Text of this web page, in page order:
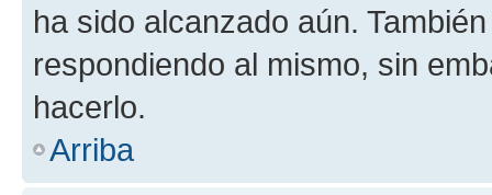
ha sido alcanzado aún.
respondiendo al mismo, sin
hacerlo.
Arriba